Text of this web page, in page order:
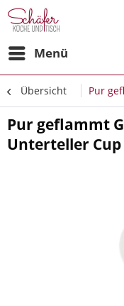
Menü
Übersicht Pur
Pur geflammt
Unterteller